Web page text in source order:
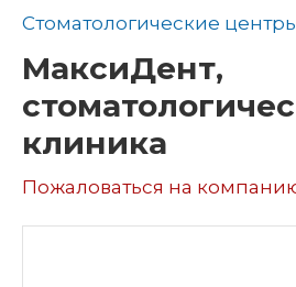
Стоматологические
МаксиДент,
клиника
Пожаловаться на